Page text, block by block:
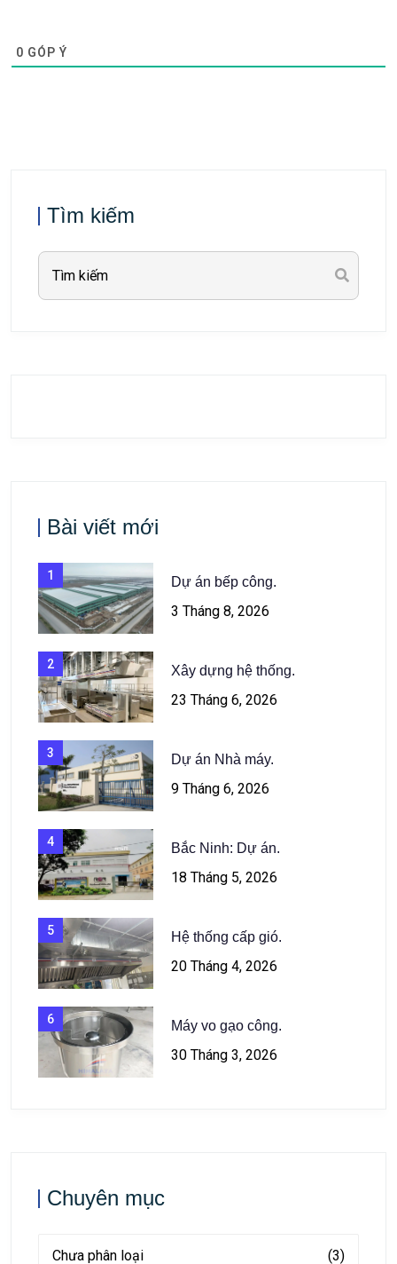
0 GÓP Ý
Tìm kiếm
Bài viết mới
1 Dự án bếp công.
3 Tháng 8, 2026
2 Xây dựng hệ thống.
23 Tháng 6, 2026
3 Dự án Nhà máy.
9 Tháng 6, 2026
4 Bắc Ninh: Dự án.
18 Tháng 5, 2026
5 Hệ thống cấp gió.
20 Tháng 4, 2026
6 Máy vo gạo công.
30 Tháng 3, 2026
Chuyên mục
Chưa phân loại (3)